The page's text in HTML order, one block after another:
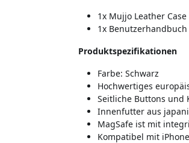
1x Mujjo Leather
1x Benutzerhandbuch
Produktspezifikationen
Farbe: Schwarz
Hochwertiges
Seitliche Buttons und
Innenfutter aus
MagSafe ist mit
Kompatibel mit